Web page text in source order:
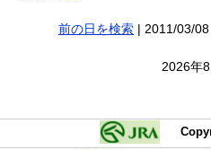
前の日を検索| 2011/03/
2026年